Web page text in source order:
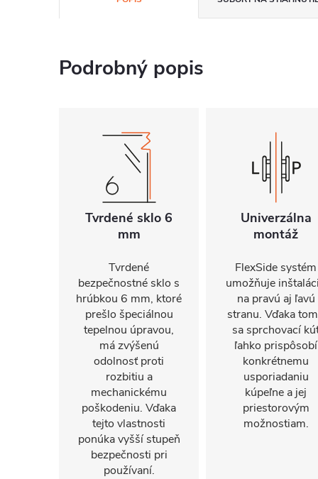
Podrobný popis
Tvrdené sklo 6
mm
Tvrdené
bezpečnostné sklo s
hrúbkou 6 mm, ktoré
prešlo špeciálnou
tepelnou úpravou,
má zvýšenú
odolnosť proti
rozbitiu a
mechanickému
poškodeniu. Vďaka
tejto vlastnosti
ponúka vyšší stupeň
bezpečnosti pri
používaní.
Univerzálna
montáž
FlexSide systém
umožňuje
na pravú aj ľavú
stranu. Vďaka
sa sprchovací
ľahko prispôsobí
konkrétnemu
usporiadaniu
kúpeľne a jej
priestorovým
možnostiam.